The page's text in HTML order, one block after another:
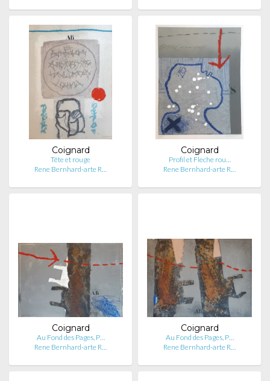
Coignard
Tête et rouge
Rene Bernhard-arte R…
Coignard
Profil et Fleche rou…
Rene Bernhard-arte R…
Coignard
Au Fond des Pages, P…
Rene Bernhard-arte R…
Coignard
Au Fond des Pages, P…
Rene Bernhard-arte R…